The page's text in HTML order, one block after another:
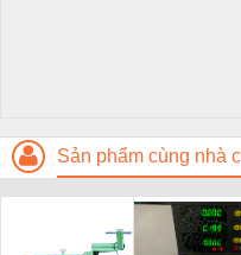
Sản phẩm cùng nhà